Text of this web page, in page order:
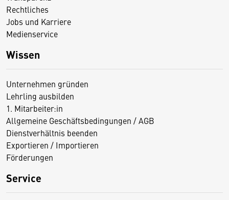
Rechtliches
Jobs und Karriere
Medienservice
Wissen
Unternehmen gründen
Lehrling ausbilden
1. Mitarbeiter:in
Allgemeine Geschäftsbedingungen / AGB
Dienstverhältnis beenden
Exportieren / Importieren
Förderungen
Service